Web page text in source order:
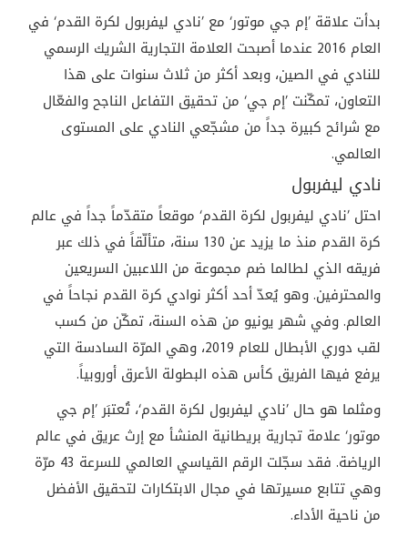
بدأت علاقة ’إم جي موتور‘ مع ’نادي ليفربول لكرة القدم‘ في
العام 2016 عندما أصبحت العلامة التجارية الشريك الرسمي
للنادي في الصين، وبعد أكثر من ثلاث سنوات على هذا
التعاون، تمكّنت ’إم جي‘ من تحقيق التفاعل الناجح والفعّال
مع شرائح كبيرة جداً من مشجّعي النادي على المستوى
العالمي.
نادي ليفربول
احتل ’نادي ليفربول لكرة القدم‘ موقعاً متقدّماً جداً في عالم
كرة القدم منذ ما يزيد عن 130 سنة، متألّقاً في ذلك عبر
فريقه الذي لطالما ضم مجموعة من اللاعبين السريعين
والمحترفين. وهو يُعدّ أحد أكثر نوادي كرة القدم نجاحاً في
العالم. وفي شهر يونيو من هذه السنة، تمكّن من كسب
لقب دوري الأبطال للعام 2019، وهي المرّة السادسة التي
يرفع فيها الفريق كأس هذه البطولة الأعرق أوروبياً.
ومثلما هو حال ’نادي ليفربول لكرة القدم‘، تُعتبَر ’إم جي
موتور‘ علامة تجارية بريطانية المنشأ مع إرث عريق في عالم
الرياضة. فقد سجّلت الرقم القياسي العالمي للسرعة 43 مرّة
وهي تتابع مسيرتها في مجال الابتكارات لتحقيق الأفضل
من ناحية الأداء.